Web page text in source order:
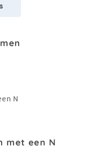
N
met een N